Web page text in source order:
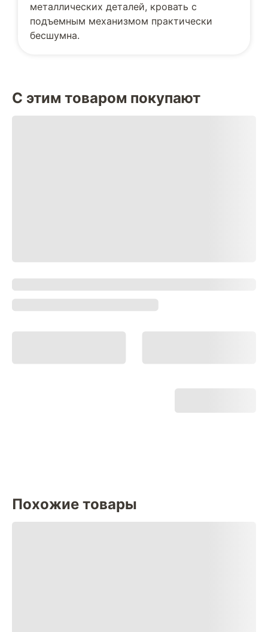
металлических деталей, кровать с
подъемным механизмом практически
бесшумна.
С этим товаром покупают
Похожие товары